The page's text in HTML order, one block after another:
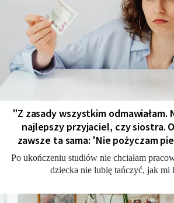
"Z zasady wszystkim
najlepszy przyjaciel, czy siostra.
zawsze ta sama: 'Nie pożyczam
Po ukończeniu studiów nie chciałam
dziecka nie lubię tańczyć, jak mi